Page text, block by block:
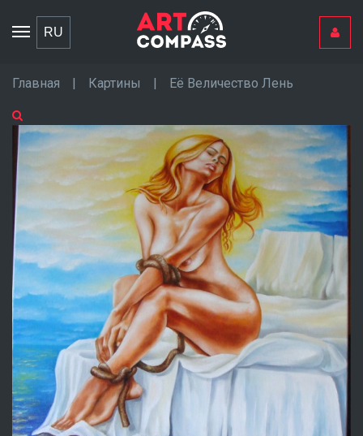
Toggle
navigation
RU
Главная | Картины | Её Величество Лень